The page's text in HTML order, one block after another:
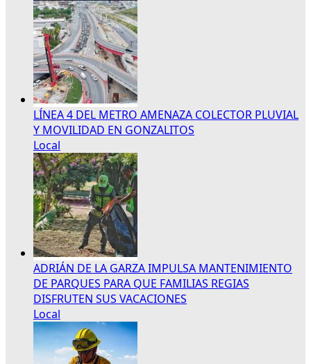
LÍNEA 4 DEL METRO AMENAZA COLECTOR PLUVIAL
Y MOVILIDAD EN GONZALITOS
Local
ADRIÁN DE LA GARZA IMPULSA MANTENIMIENTO
DE PARQUES PARA QUE FAMILIAS REGIAS
DISFRUTEN SUS VACACIONES
Local